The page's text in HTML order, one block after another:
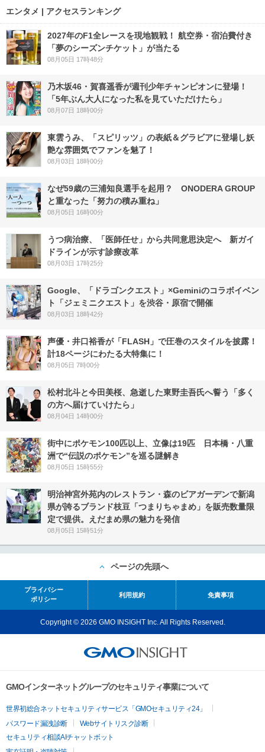
エンタメ | アクセスランキング
2027年のF1全レースを現地観戦！ 航空券・宿泊費付き
「夢のシーズンチケット」が当たる
08月05日 17時48分
乃木坂46・賀喜遥香が週刊少年チャンピオンに登場！
「5年ぶん大人になった私を見ていただけたら」
08月07日 18時00分
東雲うみ、「スピリッツ」の表紙＆グラビアに登場し妖
艶な雰囲気でファンを魅了！
08月03日 18時00分
なぜ59歳の三浦知良選手を起用？ ONODERA GROUP
と重なった「努力の積み重ね」
08月05日 16時00分
うつ病治療、「医師任せ」から共同意思決定へ 新ガイ
ドラインが示す診療改革
08月03日 17時25分
Google、「ドラゴンクエスト」×Geminiのコラボイベン
ト「ジェミニクエスト」を渋谷・原宿で開催
08月03日 18時42分
声優・井口裕香が「FLASH」で圧巻のスタイルを披露！
計18ページにわたる大特集に！
08月05日 7時00分
松村北斗と今田美桜、急逝した東野圭吾氏へ誓う「多く
の方へ届けていけたら」
08月04日 14時00分
街中にポケモン100匹以上、立像は19匹 日本橋・八重
洲で“伝説のポケモン”を巡る謎解き
08月05日 15時55分
明治神宮外苑内のレストラン・森のビアガーデンで新潟
県が誇るブランド枝豆「つまりちゃまめ」を販売数量限
定で提供。えだまめ県の魅力を発信
08月05日 15時51分
ページの先頭へ
プライバシー
ポリシー
利用規約 免責事項
Copyright © 2026 GMO INSIGHT Inc. All Rights Reserved.
GMOインターネットグループのセキュリティ事業について
世界初総合ネットセキュリティサービス「GMOセキュリティ24」
パスワード漏洩診断
Webサイトリスク診断
セキュリティ相談AIチャットボット